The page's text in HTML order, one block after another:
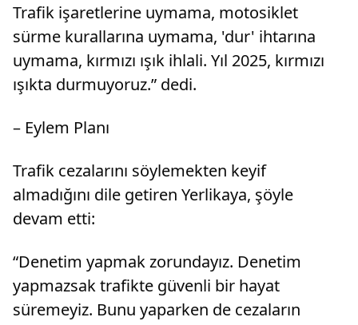
Trafik işaretlerine uymama, motosiklet
sürme kurallarına uymama, 'dur' ihtarına
uymama, kırmızı ışık ihlali. Yıl 2025, kırmızı
ışıkta durmuyoruz.” dedi.
– Eylem Planı
Trafik cezalarını söylemekten keyif
almadığını dile getiren Yerlikaya, şöyle
devam etti:
“Denetim yapmak zorundayız. Denetim
yapmazsak trafikte güvenli bir hayat
süremeyiz. Bunu yaparken de cezaların